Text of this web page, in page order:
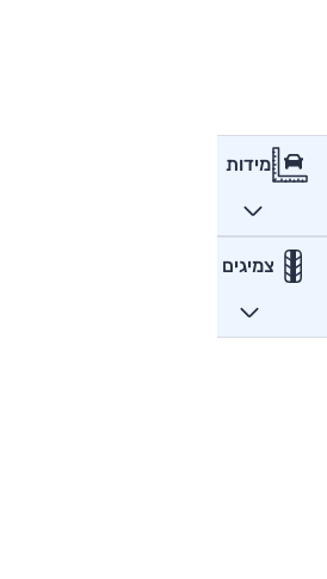
מידות
צמיגים